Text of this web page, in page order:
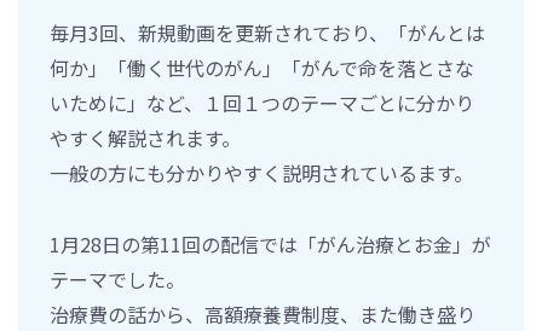
毎月3回、新規動画を更新されており、「がんとは
何か」「働く世代のがん」「がんで命を落とさな
いために」など、１回１つのテーマごとに分かり
やすく解説されます。
一般の方にも分かりやすく説明されているます。
1月28日の第11回の配信では「がん治療とお金」が
テーマでした。
治療費の話から、高額療養費制度、また働き盛り